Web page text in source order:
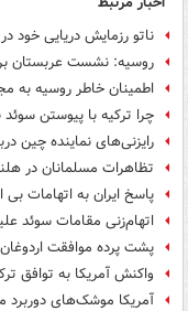
ناتو رزمایش دریایی خود
روسیه: نشست عربستان
اطمینان خاطر روسیه به
چرا ترکیه با پیوستن
رایزنی‌های نماینده چین
تظاهرات مسلمانان در
پاسخ ایران به اتهامات
اتهام‌زنی مقامات سوئد
پشت پرده موافقت
واکنش آمریکا به توافق
آمریکا موشک‌های دوربرد